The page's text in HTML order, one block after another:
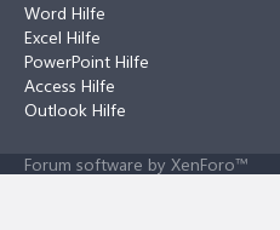
Word Hilfe
Excel Hilfe
PowerPoint Hilfe
Access Hilfe
Outlook Hilfe
Forum software by XenForo™